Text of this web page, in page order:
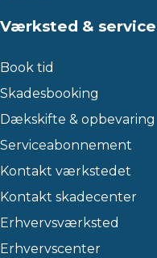
Værksted & service
Book tid
Skadesbooking
Dækskifte & opbevaring
Serviceabonnement
Kontakt værkstedet
Kontakt skadecenter
Erhvervsværksted
Erhvervscenter